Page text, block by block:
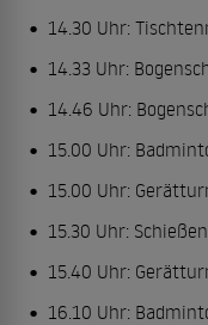
14.30 Uhr:
14.33 Uhr:
14.46 Uhr:
15.00 Uhr:
15.00 Uhr:
15.30 Uhr:
15.40 Uhr:
16.10 Uhr: